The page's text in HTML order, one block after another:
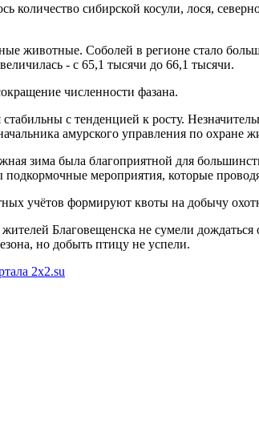
количество сибирской косули, лося,
животные. Соболей в регионе стало
- с 65,1 тысячи до 66,1 тысячи.
численности фазана.
с тенденцией к росту.
амурского управления по охране
зима была благоприятной для
мероприятия, которые
учётов формируют квоты на добычу
Благовещенска не сумели
но добыть птицу не успели.
2x2.su